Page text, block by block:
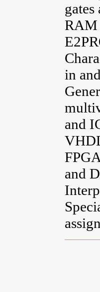
RAM
in
and
and